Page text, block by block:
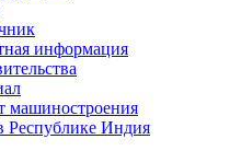
информация
машиностроения
Республике Индия